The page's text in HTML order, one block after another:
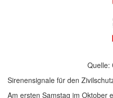
Quelle:
Sirenensignale für den
Am ersten Samstag im Oktober